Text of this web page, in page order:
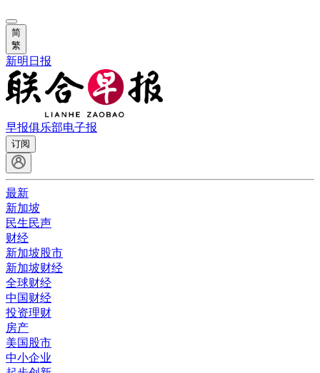
简
繁
新明日报
早报俱乐部电子报
订阅
最新
新加坡
民生民声
财经
新加坡股市
新加坡财经
全球财经
中国财经
投资理财
房产
美国股市
中小企业